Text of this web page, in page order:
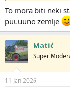
To mora biti neki
puuuuno zemlje
Matić
Super
11 Jan 2026